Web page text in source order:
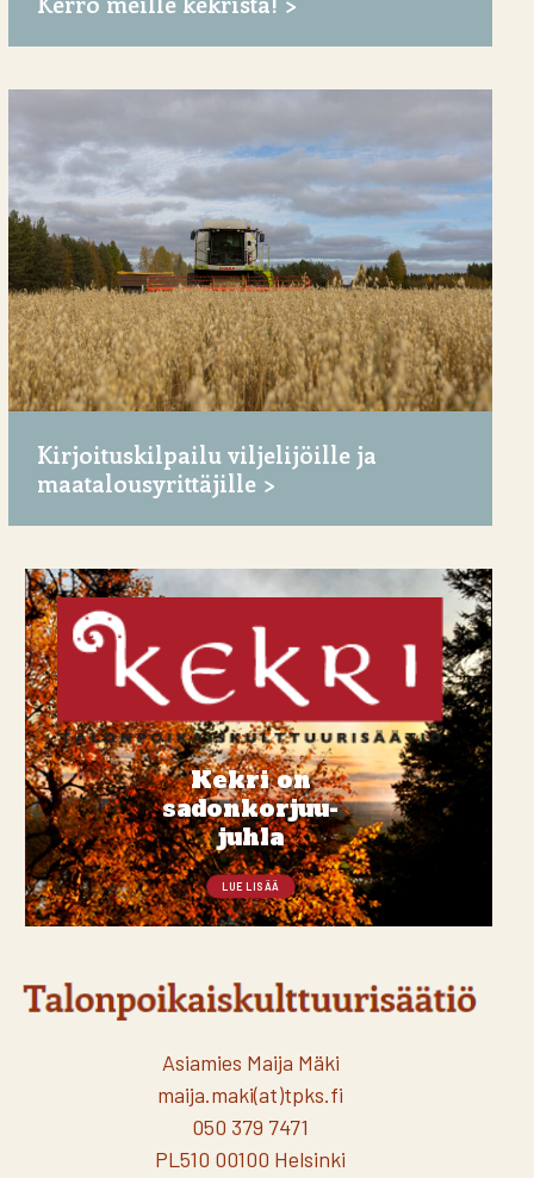
Kirjoituskilpailu viljelijöille ja
maatalousyrittäjille
Kekri on
sadonkorjuu-
juhla
LUE LISÄÄ
Asiamies Maija Mäki
maija.maki(at)tpks.fi
050 379 7471
PL510 00100 Helsinki